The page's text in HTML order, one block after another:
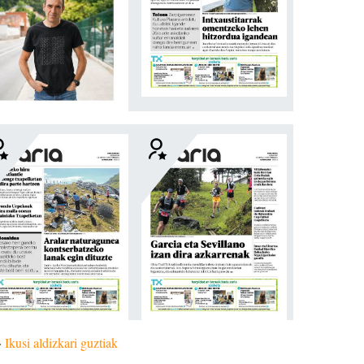
Ikusi aldizkari guztiak